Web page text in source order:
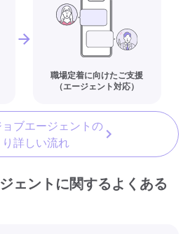
職場定着に向けたご支援
（エージェント対応）
ブエージェントの
り詳しい流れ
ェントに関するよくある